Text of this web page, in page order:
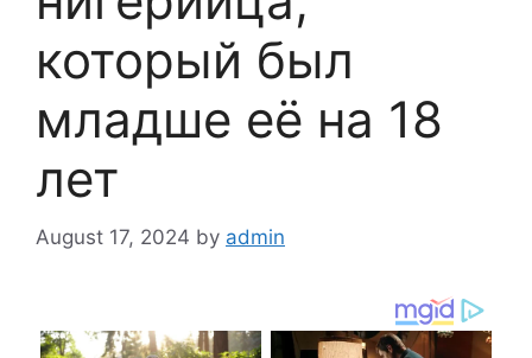
который был
младше её на 18
лет
August 17, 2024 by admin